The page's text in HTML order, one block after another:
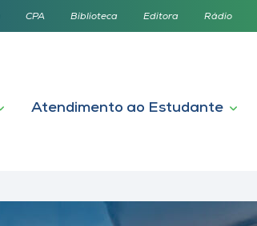
CPA Biblioteca Editora Rádio
Atendimento ao Estudante